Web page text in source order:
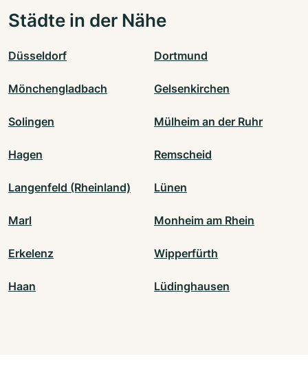
Städte in der Nähe
Düsseldorf Dortmund
Mönchengladbach Gelsenkirchen
Solingen Mülheim an der Ruhr
Hagen Remscheid
Langenfeld (Rheinland) Lünen
Marl Monheim am Rhein
Erkelenz Wipperfürth
Haan Lüdinghausen